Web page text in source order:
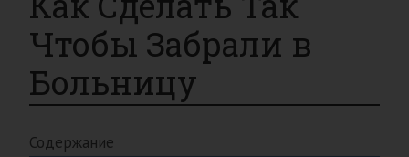
Чтобы Забрали в
Больницу
Содержание